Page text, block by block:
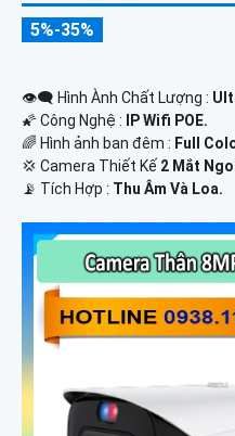
5%-35%
👁️‍🗨 Hình Ành Chất Lượng :
🌠 Công Nghệ :
IP Wifi POE.
🌈 Hình ảnh ban đêm : Full
💢 Camera Thiết Kế 2 Mắt
️📡 Tích Hợp : Thu Âm Và Loa.